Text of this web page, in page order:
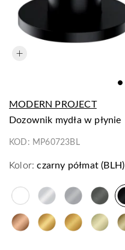
MODERN PROJECT
dozownik mydła w płynie
KOD: MP60723BL
Kolor: czarny półmat (BLH)